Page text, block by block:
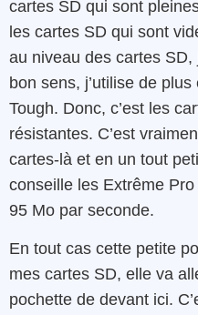
cartes SD qui sont
les cartes SD qui sont
au niveau des cartes SD,
bon sens, j’utilise de
Tough. Donc, c’est les
résistantes. C’est
cartes-là et en un tout
conseille les Extrême
95 Mo par seconde.
En tout cas cette petite
mes cartes SD, elle va
pochette de devant ici.